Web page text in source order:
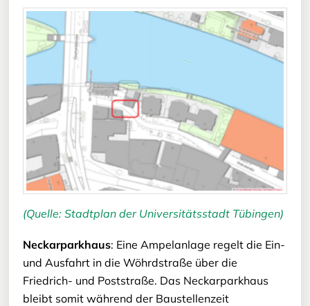
(Quelle: Stadtplan der Universitätsstadt Tübingen)
Neckarparkhaus: Eine Ampelanlage regelt die Ein-
und Ausfahrt in die Wöhrdstraße über die
Friedrich- und Poststraße. Das Neckarparkhaus
bleibt somit während der Baustellenzeit